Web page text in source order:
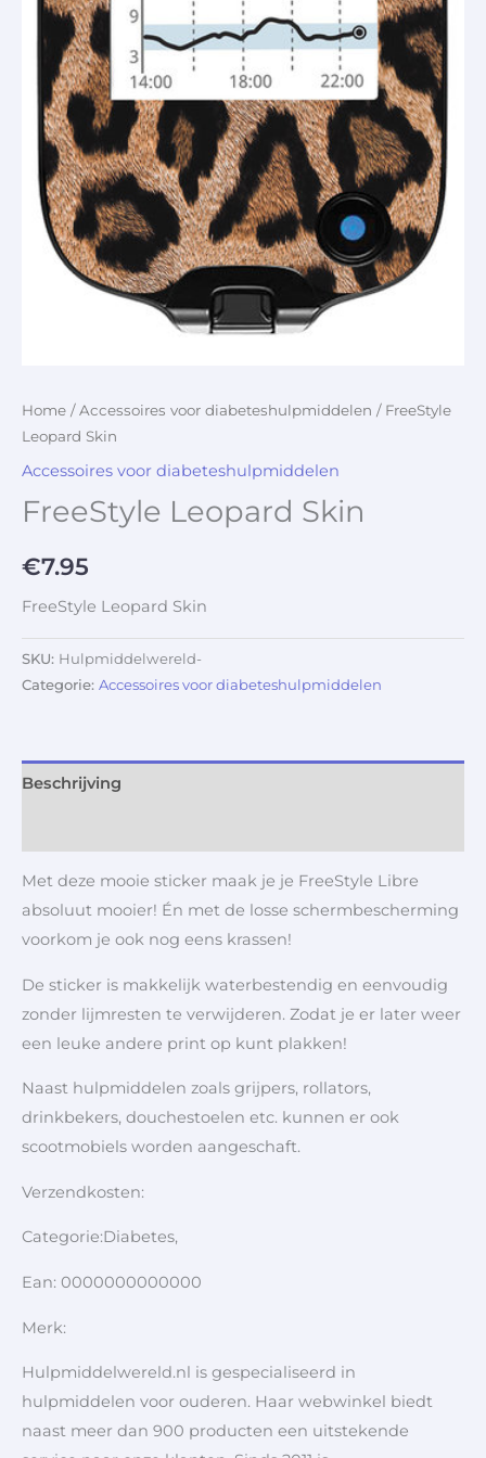
Home /Accessoires voor diabeteshulpmiddelen / FreeStyle
Leopard Skin
Accessoires voor diabeteshulpmiddelen
FreeStyle Leopard Skin
€7.95
FreeStyle Leopard Skin
SKU: Hulpmiddelwereld-
Categorie: Accessoires voor diabeteshulpmiddelen
Beschrijving
Met deze mooie sticker maak je je FreeStyle Libre
absoluut mooier! Én met de losse schermbescherming
voorkom je ook nog eens krassen!
De sticker is makkelijk waterbestendig en eenvoudig
zonder lijmresten te verwijderen. Zodat je er later weer
een leuke andere print op kunt plakken!
Naast hulpmiddelen zoals grijpers, rollators,
drinkbekers, douchestoelen etc. kunnen er ook
scootmobiels worden aangeschaft.
Verzendkosten:
Categorie:Diabetes,
Ean: 0000000000000
Merk:
Hulpmiddelwereld.nl is gespecialiseerd in
hulpmiddelen voor ouderen. Haar webwinkel biedt
naast meer dan 900 producten een uitstekende